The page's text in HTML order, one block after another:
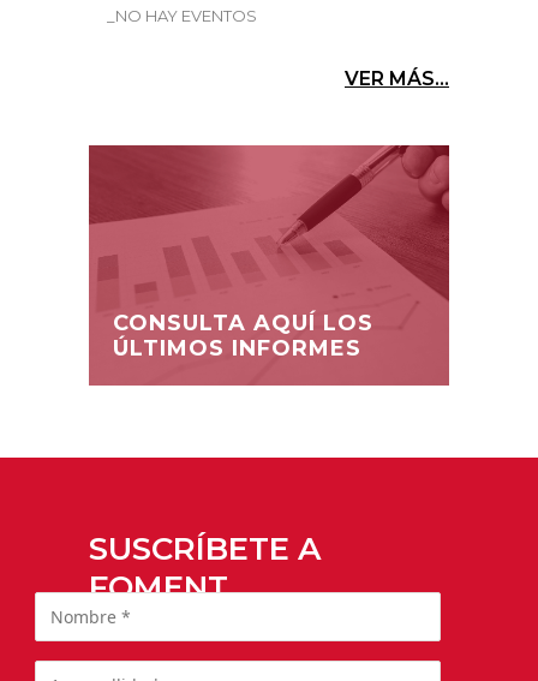
_NO HAY EVENTOS
VER MÁS...
CONSULTA AQUÍ LOS
ÚLTIMOS INFORMES
SUSCRÍBETE A
FOMENT